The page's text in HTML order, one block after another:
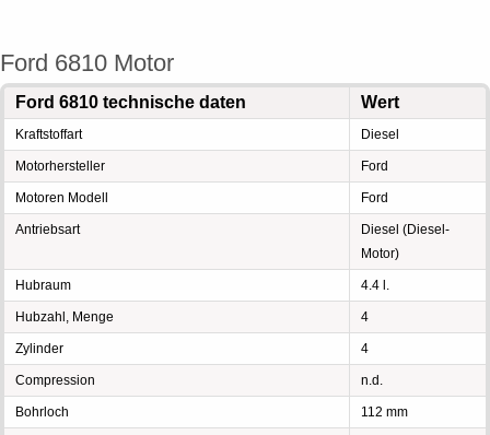
Ford 6810 Motor
Ford 6810 technische daten Wert
Kraftstoffart Diesel
Motorhersteller Ford
Motoren Modell Ford
Antriebsart
Diesel (Diesel-
Motor)
Hubraum 4.4 l.
Hubzahl, Menge 4
Zylinder 4
Compression n.d.
Bohrloch 112 mm